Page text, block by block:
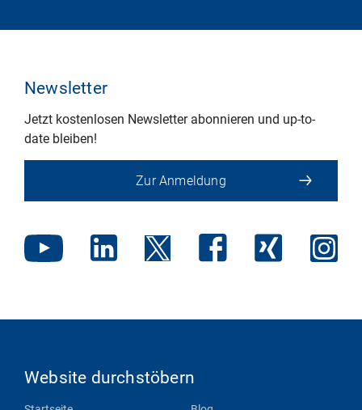
Newsletter
Jetzt kostenlosen Newsletter abonnieren und up-to-
date bleiben!
Zur Anmeldung
Website durchstöbern